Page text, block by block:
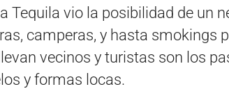
Tequila vio la posibilidad de un
camperas, y hasta smokings
vecinos y turistas son los
y formas locas.